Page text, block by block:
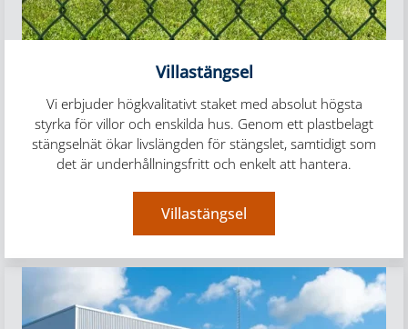
Villastängsel
Vi erbjuder högkvalitativt staket med absolut högsta
styrka för villor och enskilda hus. Genom ett plastbelagt
stängselnät ökar livslängden för stängslet, samtidigt som
det är underhållningsfritt och enkelt att hantera.
Villastängsel